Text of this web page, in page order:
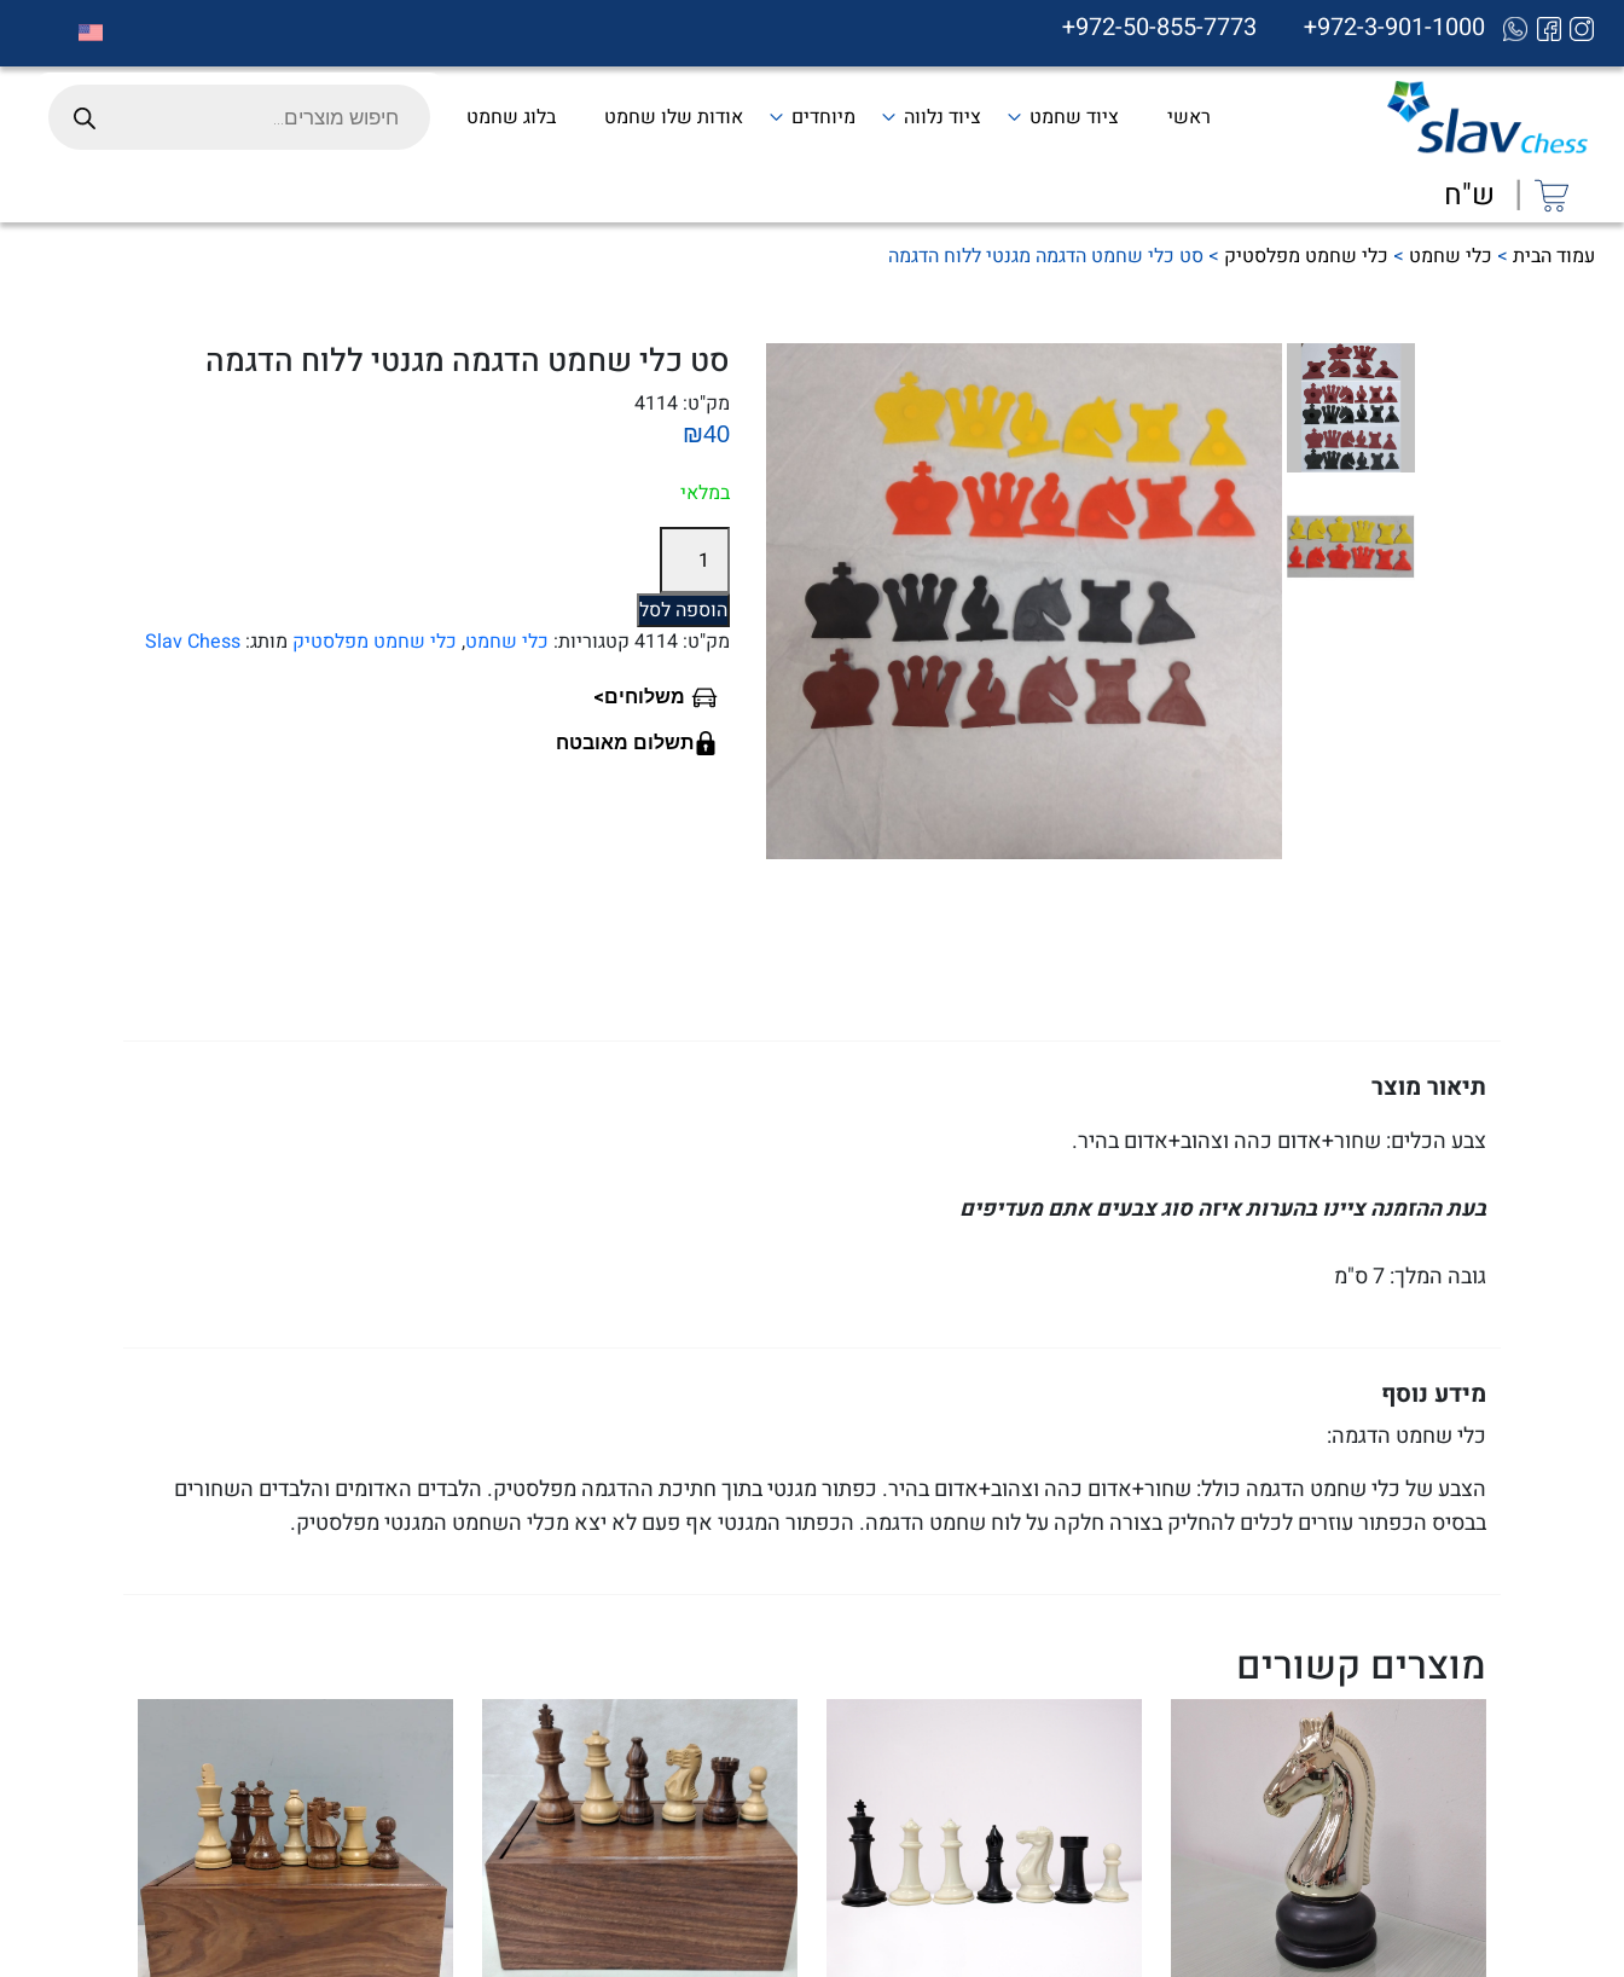
+972-3-901-1000
+972-50-855-7773
ראשי ציוד שחמט ציוד נלווה מיוחדים אודות שלו שחמט בלוג שחמט search
| ש"ח
עמוד הבית > כלי שחמט > כלי שחמט מפלסטיק > סט כלי שחמט הדגמה מגנטי ללוח הדגמה
סט כלי שחמט הדגמה מגנטי ללוח הדגמה
מק"ט: 4114
₪40
במלאי
סט
כלי
שחמט
הדגמה
מגנטי
ללוח
הוספה לסל
מק"ט: 4114 קטגוריות: כלי שחמט, כלי שחמט מפלסטיק מותג: Slav Chess
משלוחים>
תשלום מאובטח
תיאור מוצר
צבע הכלים: שחור+אדום כהה וצהוב+אדום בהיר.
בעת ההזמנה ציינו בהערות איזה סוג צבעים אתם מעדיפים
גובה המלך: 7 ס"מ
מידע נוסף
כלי שחמט הדגמה:
הצבע של כלי שחמט הדגמה כולל: שחור+אדום כהה וצהוב+אדום בהיר. כפתור מגנטי בתוך חתיכת ההדגמה מפלסטיק. הלבדים האדומים והלבדים השחורים
בבסיס הכפתור עוזרים לכלים להחליק בצורה חלקה על לוח שחמט הדגמה. הכפתור המגנטי אף פעם לא יצא מכלי השחמט המגנטי מפלסטיק.
מוצרים קשורים